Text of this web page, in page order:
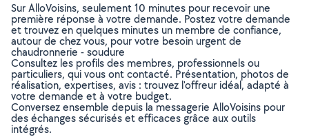
Sur AlloVoisins, seulement 10 minutes pour recevoir une
première réponse à votre demande. Postez votre demande
et trouvez en quelques minutes un membre de confiance,
autour de chez vous, pour votre besoin urgent de
chaudronnerie - soudure
Consultez les profils des membres, professionnels ou
particuliers, qui vous ont contacté. Présentation, photos de
réalisation, expertises, avis : trouvez l'offreur idéal, adapté à
votre demande et à votre budget.
Conversez ensemble depuis la messagerie AlloVoisins pour
des échanges sécurisés et efficaces grâce aux outils
intégrés.